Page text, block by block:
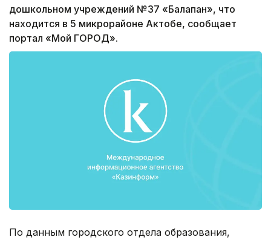
дошкольном учреждений №37 «Балапан», что
находится в 5 микрорайоне Актобе, сообщает
портал «Мой ГОРОД».
По данным городского отдела образования,